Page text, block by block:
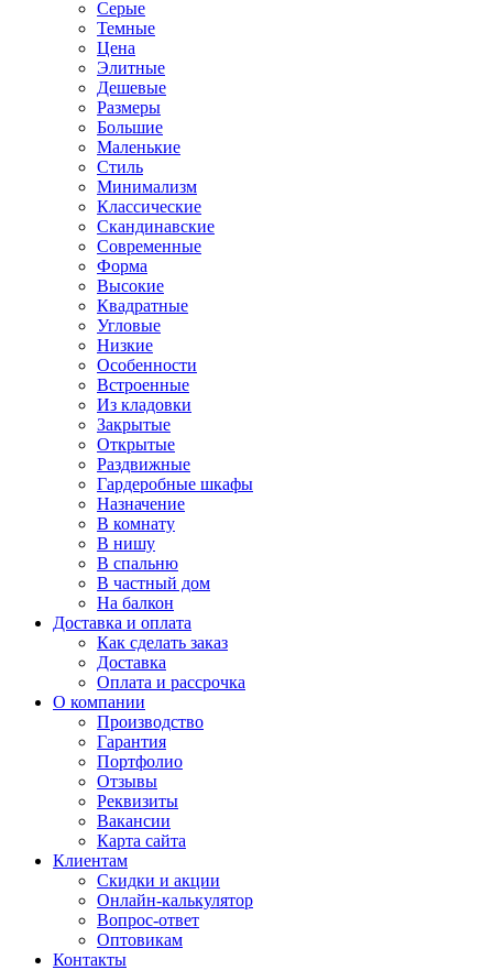
Серые
Темные
Цена
Элитные
Дешевые
Размеры
Большие
Маленькие
Стиль
Минимализм
Классические
Скандинавские
Современные
Форма
Высокие
Квадратные
Угловые
Низкие
Особенности
Встроенные
Из кладовки
Закрытые
Открытые
Раздвижные
Гардеробные шкафы
Назначение
В комнату
В нишу
В спальню
В частный дом
На балкон
Доставка и оплата
Как сделать заказ
Доставка
Оплата и рассрочка
О компании
Производство
Гарантия
Портфолио
Отзывы
Реквизиты
Вакансии
Карта сайта
Клиентам
Скидки и акции
Онлайн-калькулятор
Вопрос-ответ
Оптовикам
Контакты